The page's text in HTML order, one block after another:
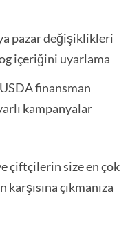
pazar değişiklikleri
içeriğini uyarlama
finansman
kampanyalar
çiftçilerin size en çok
çıkmanıza